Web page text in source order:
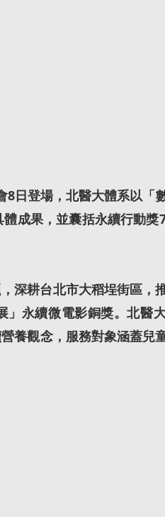
日登場，北醫大體系以「
成果，並囊括永續行動獎
深耕台北市大稻埕街區，
」永續微電影銅獎。北醫
養觀念，服務對象涵蓋兒